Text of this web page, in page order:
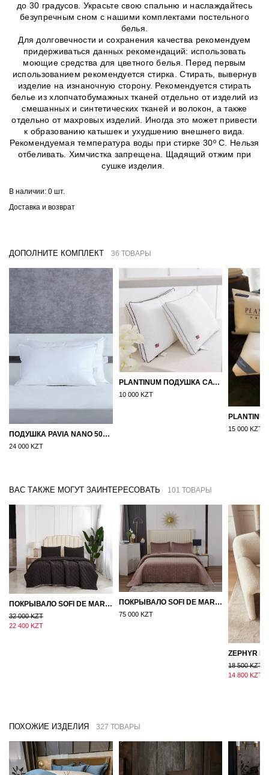
до 30 градусов. Украсьте свою спальню и наслаждайтесь
безупречным сном с нашими комплектами постельного
белья.
Для долговечности и сохранения качества рекомендуем
придерживаться данных рекомендаций: использовать
моющие средства для цветного белья. Перед первым
использованием рекомендуется стирка. Стирать, вывернув
изделие на изнаночную сторону. Рекомендуется стирать
белье из хлопчатобумажных тканей отдельно от изделий из
смешанных и синтетических тканей и волокон, а также
отдельно от махровых изделий. Иногда это может привести
к образованию катышек и ухудшению внешнего вида.
Рекомендуемая температура воды при стирке 30º C. Нельзя
отбеливать. Химчистка запрещена. Щадящий отжим при
сушке изделия.
В наличии: 0 шт.
Доставка и возврат
ДОПОЛНИТЕ КОМПЛЕКТ 36 ТОВАРЫ
ПОДУШКА PAVIA NANO 50X70
24 000 KZT
PLANTINUM ПОДУШКА САТИН, ШЕЛК 50Х70
10 000 KZT
15 000 KZT
ВАС ТАКЖЕ МОГУТ ЗАИНТЕРЕСОВАТЬ 101 ТОВАРЫ
ПОКРЫВАЛО SOFI DE MARKO 160×220 БРОУДИ ЧЕРНО-БЕЖЕВОЕ
32 000 KZT
22 400 KZT
ПОКРЫВАЛО SOFI DE MARKO ВЕЛЮР 240×260 ФЕРДИНАНД (МОККО)
75 000 KZT
18 500 KZT
14 800 KZT
ПОХОЖИЕ ИЗДЕЛИЯ 327 ТОВАРЫ